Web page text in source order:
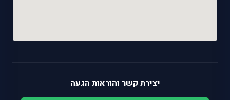
יצירת קשר והוראות הגעה